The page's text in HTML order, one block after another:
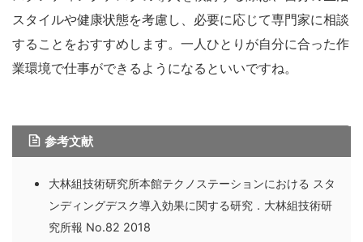
スタイルや健康状態を考慮し、必要に応じて専門家に相談
することをおすすめします。一人ひとりが自分に合った作
業環境で仕事ができるようになるといいですね。
参考文献
大林組技術研究所本館テクノステーションにおける スタ
ンディングデスク導入効果に関する研究．大林組技術研
究所報 No.82 2018